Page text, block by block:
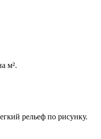
м².
рельеф по рисунку.